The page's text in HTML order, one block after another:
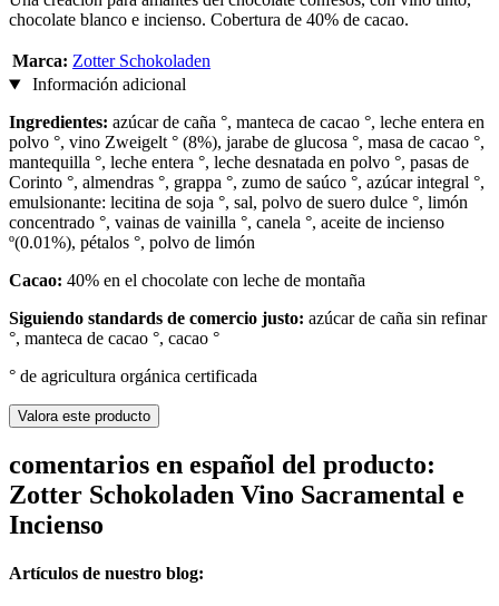
chocolate blanco e incienso. Cobertura de 40% de cacao.
Marca: Zotter Schokoladen
Información adicional
Ingredientes: azúcar de caña °, manteca de cacao °, leche entera en
polvo °, vino Zweigelt ° (8%), jarabe de glucosa °, masa de cacao °,
mantequilla °, leche entera °, leche desnatada en polvo °, pasas de
Corinto °, almendras °, grappa °, zumo de saúco °, azúcar integral °,
emulsionante: lecitina de soja °, sal, polvo de suero dulce °, limón
concentrado °, vainas de vainilla °, canela °, aceite de incienso
º(0.01%), pétalos °, polvo de limón
Cacao: 40% en el chocolate con leche de montaña
Siguiendo standards de comercio justo: azúcar de caña sin refinar
°, manteca de cacao °, cacao °
° de agricultura orgánica certificada
Valora este producto
comentarios en español del producto:
Zotter Schokoladen Vino Sacramental e
Incienso
Artículos de nuestro blog: